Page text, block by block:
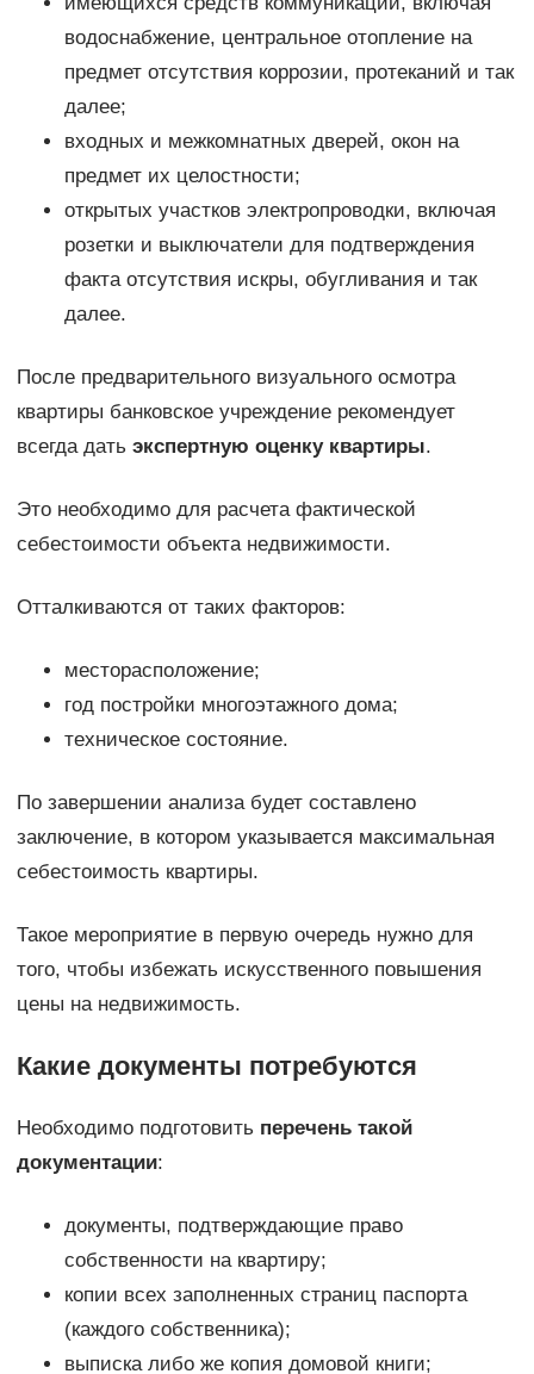
водоснабжение, центральное отопление на
предмет отсутствия коррозии, протеканий и так
далее;
входных и межкомнатных дверей, окон на
предмет их целостности;
открытых участков электропроводки, включая
розетки и выключатели для подтверждения
факта отсутствия искры, обугливания и так
далее.
После предварительного визуального осмотра
квартиры банковское учреждение рекомендует
всегда дать экспертную оценку квартиры.
Это необходимо для расчета фактической
себестоимости объекта недвижимости.
Отталкиваются от таких факторов:
месторасположение;
год постройки многоэтажного дома;
техническое состояние.
По завершении анализа будет составлено
заключение, в котором указывается максимальная
себестоимость квартиры.
Такое мероприятие в первую очередь нужно для
того, чтобы избежать искусственного повышения
цены на недвижимость.
Какие документы потребуются
Необходимо подготовить перечень такой
документации:
документы, подтверждающие право
собственности на квартиру;
копии всех заполненных страниц паспорта
(каждого собственника);
выписка либо же копия домовой книги;